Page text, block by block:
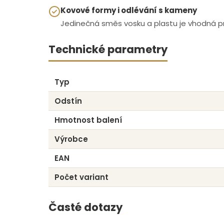
Kovové formy i odlévání s kameny
Jedinečná směs vosku a plastu je vhodná
Technické parametry
Typ
Odstín
Hmotnost balení
Výrobce
EAN
Počet variant
Časté dotazy